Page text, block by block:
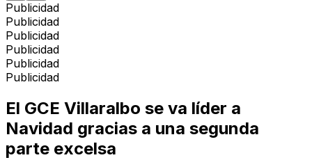
Publicidad
Publicidad
Publicidad
Publicidad
Publicidad
Publicidad
El GCE Villaralbo se va líder a
Navidad gracias a una segunda
parte excelsa